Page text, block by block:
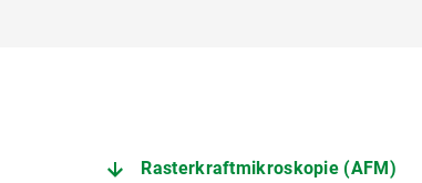
Rasterkraftmikroskopie (AFM)